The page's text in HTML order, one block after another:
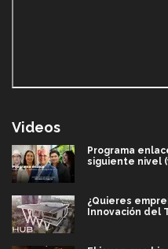
Videos
Programa
siguiente nivel
¿Quieres
Innovación del